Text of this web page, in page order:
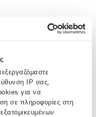
IP σας,
για να
σε πληροφορίες στη